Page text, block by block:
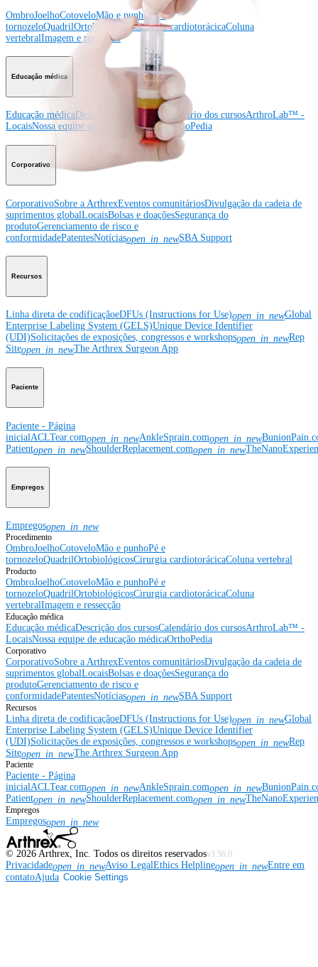
OmbroJoelhoCotoveloMão e punho
Pé e
tornozeloQuadrilOrtobiológicosCirurgia cardiotorácicaColuna
vertebralImagem e ressecção
Educação médica
Educação médicaDescrição dos cursosCalendário dos cursosArthroLab™ -
LocaisNossa equipe de educação médicaOrthoPedia
Corporativo
CorporativoSobre a ArthrexEventos comunitáriosDivulgação da cadeia de
suprimentos globalLocaisBolsas e doaçõesSegurança do
produtoGerenciamento de risco e
conformidadePatentesNotíciasopen_in_newSBA Support
Recursos
Linha direta de codificaçãoeDFUs (Instructions for Use)open_in_newGlobal
Enterprise Labeling System (GELS)Unique Device Identifier
(UDI)Solicitações de exposições, congressos e workshopsopen_in_newRep
Siteopen_in_newThe Arthrex Surgeon App
Paciente
Paciente - Página
inicialACLTear.comopen_in_newAnkleSprain.comopen_in_new
Patientopen_in_newShoulderReplacement.comopen_in_new
Empregos
Empregosopen_in_new
Procedimento
OmbroJoelhoCotoveloMão e punhoPé e
tornozeloQuadrilOrtobiológicosCirurgia cardiotorácicaColuna vertebral
Producto
OmbroJoelhoCotoveloMão e punhoPé e
tornozeloQuadrilOrtobiológicosCirurgia cardiotorácicaColuna
vertebralImagem e ressecção
Educação médica
Educação médicaDescrição dos cursosCalendário dos cursosArthroLab™ -
LocaisNossa equipe de educação médicaOrthoPedia
Corporativo
CorporativoSobre a ArthrexEventos comunitáriosDivulgação da cadeia de
suprimentos globalLocaisBolsas e doaçõesSegurança do
produtoGerenciamento de risco e
conformidadePatentesNotíciasopen_in_newSBA Support
Recursos
Linha direta de codificaçãoeDFUs (Instructions for Use)open_in_newGlobal
Enterprise Labeling System (GELS)Unique Device Identifier
(UDI)Solicitações de exposições, congressos e workshopsopen_in_newRep
Siteopen_in_newThe Arthrex Surgeon App
Paciente
Paciente - Página
inicialACLTear.comopen_in_newAnkleSprain.comopen_in_new
Patientopen_in_newShoulderReplacement.comopen_in_new
Empregos
Empregosopen_in_new
© 2026 Arthrex, Inc. Todos os direitos reservadosv3.56.0
Privacidadeopen_in_newAviso LegalEthics Helplineopen_in_newEntre em
contatoAjuda Cookie Settings